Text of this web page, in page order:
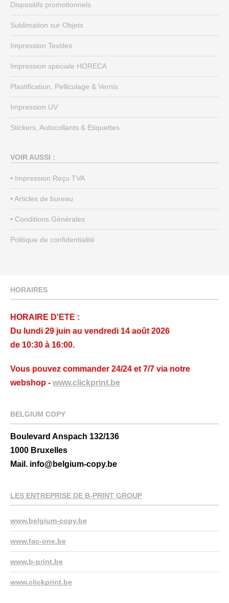
Dispositifs promotionnels
Sublimation sur Objets
Impression Textiles
Impression spéciale HORECA
Plastification, Pelliculage & Vernis
Impression UV
Stickers, Autocollants & Etiquettes
VOIR AUSSI :
• Impression Reçu TVA
• Articles de bureau
• Conditions Générales
Politique de confidentialité
HORAIRES
HORAIRE D'ETE :
Du lundi 29 juin au vendredi 14 août 2026
de 10:30 à 16:00.
Vous pouvez commander 24/24 et 7/7 via notre
webshop - www.clickprint.be
BELGIUM COPY
Boulevard Anspach 132/136
1000 Bruxelles
Mail. info@belgium-copy.be
LES ENTREPRISE DE B-PRINT GROUP
www.belgium-copy.be
www.fac-one.be
www.b-print.be
www.clickprint.be